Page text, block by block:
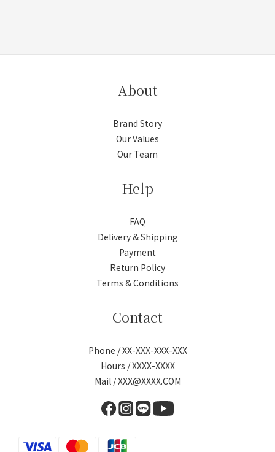
About
Brand Story
Our Values
Our Team
Help
FAQ
Delivery & Shipping
Payment
Return Policy
Terms & Conditions
Contact
Phone / XX-XXX-XXX-XXX
Hours / XXXX-XXXX
Mail / XXX@XXXX.COM